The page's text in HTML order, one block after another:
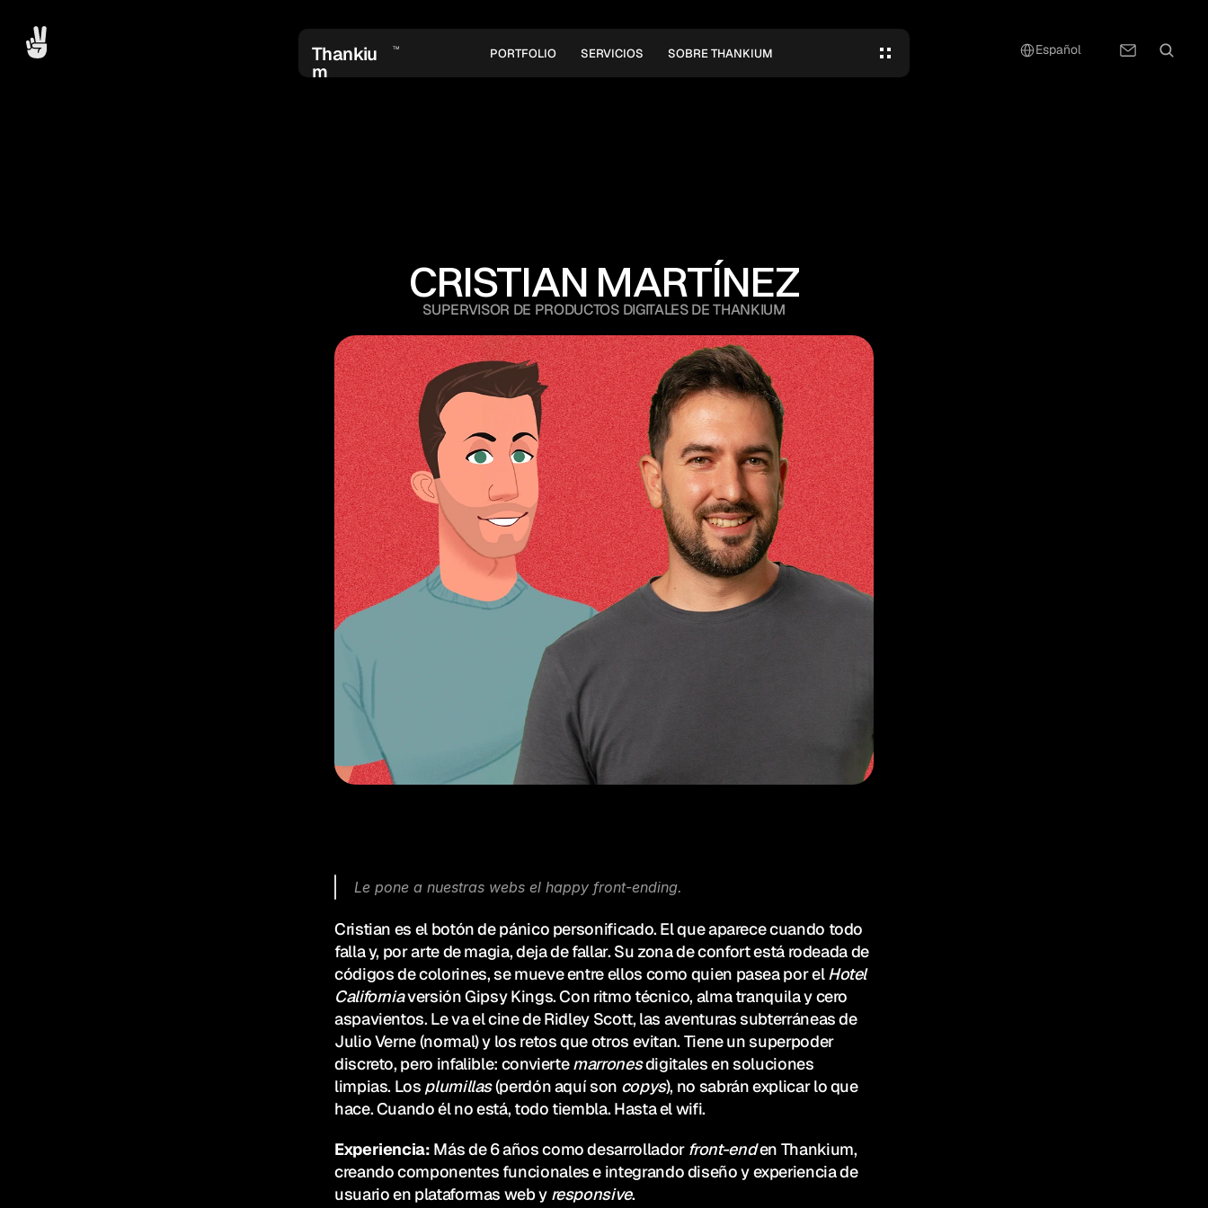
CRISTIAN MARTÍNEZ
SUPERVISOR DE PRODUCTOS DIGITALES DE THANKIUM
Le pone a nuestras webs el happy front-ending.
Cristian es el botón de pánico personificado. El que aparece cuando todo
falla y, por arte de magia, deja de fallar. Su zona de confort está rodeada de
códigos de colorines, se mueve entre ellos como quien pasea por el Hotel
California versión Gipsy Kings. Con ritmo técnico, alma tranquila y cero
aspavientos. Le va el cine de Ridley Scott, las aventuras subterráneas de
Julio Verne (normal) y los retos que otros evitan. Tiene un superpoder
discreto, pero infalible: convierte marrones digitales en soluciones
limpias. Los plumillas (perdón aquí son copys), no sabrán explicar lo que
hace. Cuando él no está, todo tiembla. Hasta el wifi.
Experiencia: Más de 6 años como desarrollador front-end en Thankium,
creando componentes funcionales e integrando diseño y experiencia de
usuario en plataformas web y responsive.
Select Language
Español
Thankiu
m
TM PORTFOLIO SERVICIOS SOBRE THANKIUM